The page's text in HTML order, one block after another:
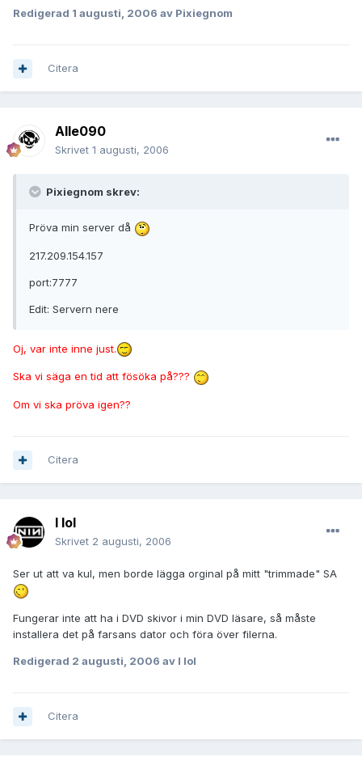
Redigerad 1 augusti, 2006 av Pixiegnom
Citera
Alle090
Skrivet 1 augusti, 2006
Pixiegnom skrev:
Pröva min server då
217.209.154.157
port:7777
Edit: Servern nere
Oj, var inte inne just.
Ska vi säga en tid att fösöka på???
Om vi ska pröva igen??
Citera
I lol
Skrivet 2 augusti, 2006
Ser ut att va kul, men borde lägga orginal på mitt "trimmade" SA
Fungerar inte att ha i DVD skivor i min DVD läsare, så måste
installera det på farsans dator och föra över filerna.
Redigerad 2 augusti, 2006 av I lol
Citera